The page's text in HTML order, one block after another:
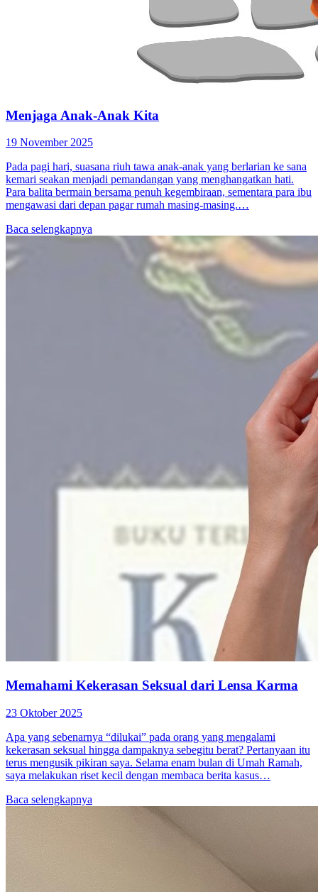
Menjaga Anak-Anak Kita
19 November 2025
Pada pagi hari, suasana riuh tawa anak-anak yang berlarian ke sana
kemari seakan menjadi pemandangan yang menghangatkan hati.
Para balita bermain bersama penuh kegembiraan, sementara para ibu
mengawasi dari depan pagar rumah masing-masing.…
Baca selengkapnya
Memahami Kekerasan Seksual dari Lensa Karma
23 Oktober 2025
Apa yang sebenarnya “dilukai” pada orang yang mengalami
kekerasan seksual hingga dampaknya sebegitu berat? Pertanyaan itu
terus mengusik pikiran saya. Selama enam bulan di Umah Ramah,
saya melakukan riset kecil dengan membaca berita kasus…
Baca selengkapnya